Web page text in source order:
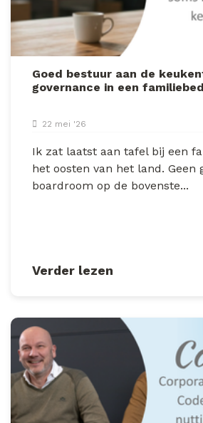
Goed bestuur aan de
governance in een
22 mei '26
Ik zat laatst aan tafel bij een
het oosten van het land. Geen
boardroom op de bovenste...
Verder lezen